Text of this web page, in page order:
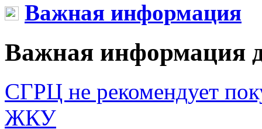
Важная информация
Важная информация
СГРЦ не рекомендует
ЖКУ